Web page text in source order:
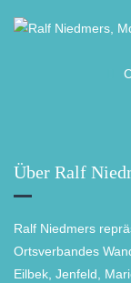
Über Ralf
Ralf Niedmers
Ortsverbandes
Eilbek, Jenfeld,